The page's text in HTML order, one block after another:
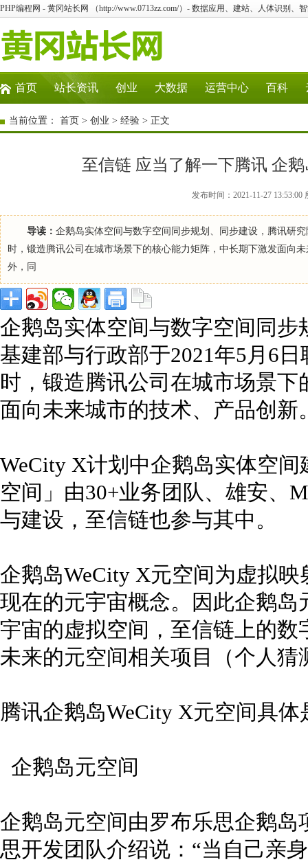
PHP编程网 - 黄冈站长网 （http://www.0713zz.com/）- 数据应用、建站、人体识别、
首页 站长资讯 创业 大数据 运营中心 百科
当前位置： 首页 > 创业 > 经验 > 正文
至信链 应当了解一下腾讯 企
发布时间：2021-11-27
导读： 企鹅岛实体空间与数字空间同步规划、同步建设，腾讯研
时，锻造腾讯公司在城市场景下的核心能力矩阵，中长期下激发面向
外，同
企鹅岛实体空间与数字空间同
基建部与行政部于2021年5月6
时，锻造腾讯公司在城市场景
面向未来城市的技术、产品创新
WeCity X计划中企鹅岛实体空
空间」由30+业务团队、雄安、
与建设，至信链也参与其中。
企鹅岛WeCity X元空间为虚拟
现在的元宇宙概念。因此企鹅
宇宙的虚拟空间，至信链上的
未来的元空间相关项目（个人猜
腾讯企鹅岛WeCity X元空间具体
企鹅岛元空间
企鹅岛元空间由罗布乐思企鹅
思开发团队介绍说：“当自己亲